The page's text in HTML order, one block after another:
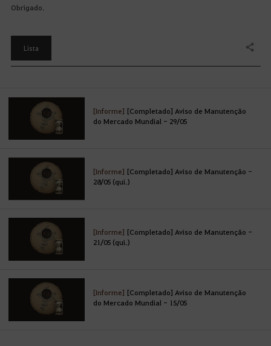
Obrigado.
Lista Compartilhar
[Informe] [Completado] Aviso de Manutenção
do Mercado Mundial - 29/05
[Informe] [Completado] Aviso de Manutenção -
28/05 (qui.)
[Informe] [Completado] Aviso de Manutenção -
21/05 (qui.)
[Informe] [Completado] Aviso de Manutenção
do Mercado Mundial - 15/05